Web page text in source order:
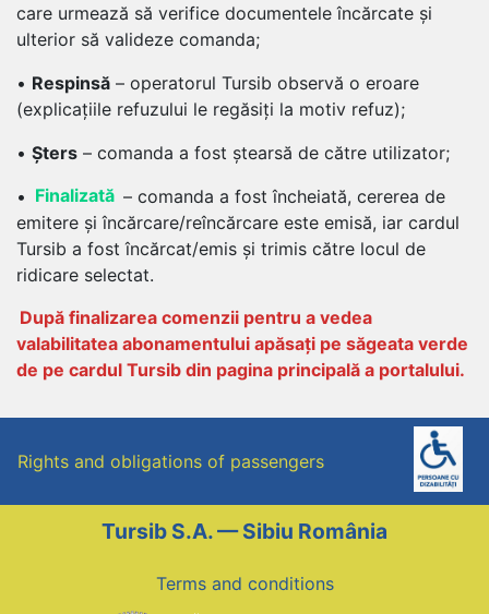
care urmează să verifice documentele încărcate și
ulterior să valideze comanda;
• Respinsă – operatorul Tursib observă o eroare
(explicațiile refuzului le regăsiți la motiv refuz);
• Șters – comanda a fost ștearsă de către utilizator;
• Finalizată – comanda a fost încheiată, cererea de
emitere și încărcare/reîncărcare este emisă, iar cardul
Tursib a fost încărcat/emis și trimis către locul de
ridicare selectat.
După finalizarea comenzii pentru a vedea
valabilitatea abonamentului apăsați pe săgeata verde
de pe cardul Tursib din pagina principală a portalului.
Rights and obligations of passengers
Tursib S.A. — Sibiu România
Terms and conditions